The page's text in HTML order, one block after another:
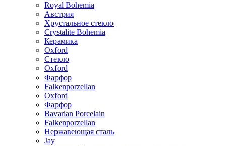
Royal Bohemia
Австрия
Хрустальное стекло
Crystalite Bohemia
Керамика
Oxford
Стекло
Oxford
Фарфор
Falkenporzellan
Oxford
Фарфор
Bavarian Porcelain
Falkenporzellan
Нержавеющая сталь
Jay